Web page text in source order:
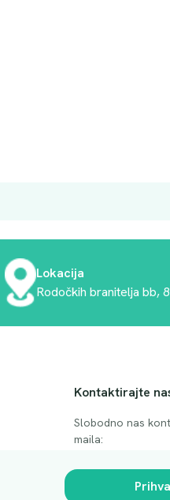
Lokacija
Rodočkih branitelja bb,
Kontaktirajte
Slobodno nas
maila: